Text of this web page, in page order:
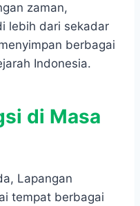
zaman,
lebih dari sekadar
berbagai
Indonesia.
di Masa
Lapangan
tempat berbagai